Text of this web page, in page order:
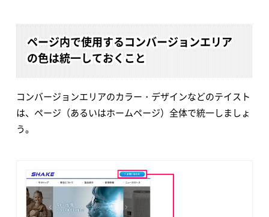
ページ内で使用するコンバージョンエリア
の色は統一しておくこと
コンバージョンエリアのカラー・デザインなどのテイスト
は、ページ（あるいはホームページ）全体で統一しましょ
う。